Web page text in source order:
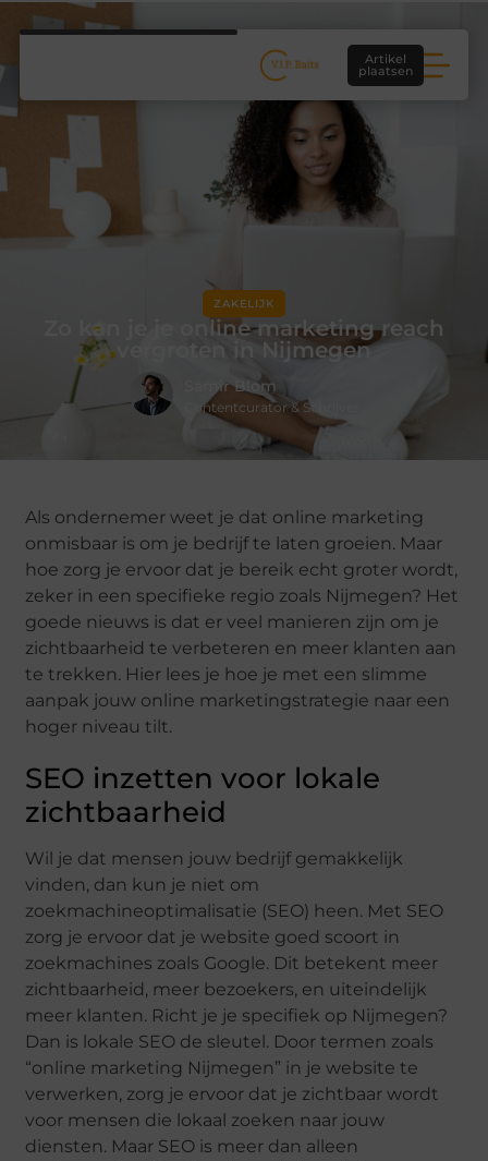
Artikel
plaatsen
ZAKELIJK
Zo kan je je online marketing reach
vergroten in Nijmegen
Samir Blom
Contentcurator & Schrijver
Als ondernemer weet je dat online marketing
onmisbaar is om je bedrijf te laten groeien. Maar
hoe zorg je ervoor dat je bereik echt groter wordt,
zeker in een specifieke regio zoals Nijmegen? Het
goede nieuws is dat er veel manieren zijn om je
zichtbaarheid te verbeteren en meer klanten aan
te trekken. Hier lees je hoe je met een slimme
aanpak jouw online marketingstrategie naar een
hoger niveau tilt.
SEO inzetten voor lokale
zichtbaarheid
Wil je dat mensen jouw bedrijf gemakkelijk
vinden, dan kun je niet om
zoekmachineoptimalisatie (SEO) heen. Met SEO
zorg je ervoor dat je website goed scoort in
zoekmachines zoals Google. Dit betekent meer
zichtbaarheid, meer bezoekers, en uiteindelijk
meer klanten. Richt je je specifiek op Nijmegen?
Dan is lokale SEO de sleutel. Door termen zoals
“online marketing Nijmegen” in je website te
verwerken, zorg je ervoor dat je zichtbaar wordt
voor mensen die lokaal zoeken naar jouw
diensten. Maar SEO is meer dan alleen